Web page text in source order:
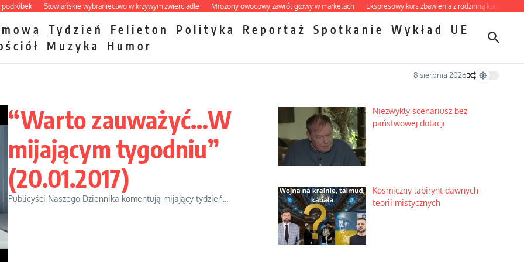
Słowiańskie wybraniectwo w krzywym zwierciadle Mrożony owocowy zawrót głowy w marketach Ekspresowy kurs zbawienia z rodzinną katastrofą
Tydzień Felieton Polityka Reportaż Spotkanie Wykład
UE
Muzyka Humor
8 sierpnia 2026
“Warto zauważyć…W
mijającym tygodniu”
(20.01.2017)
Publicyści Naszego Dziennika komentują mijający tydzień...
Niezwykły scenariusz bez
państwowej dotacji
Kosmiczny labirynt dawnych
teorii mistycznych